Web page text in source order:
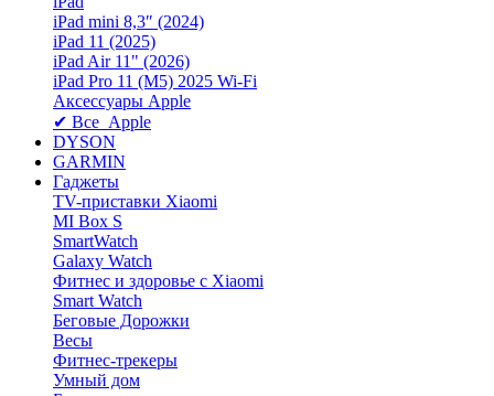
iPad mini 8,3″ (2024)
iPad 11 (2025)
iPad Air 11" (2026)
iPad Pro 11 (M5) 2025 Wi-Fi
Аксессуары Apple
✔ Все Apple
DYSON
GARMIN
Гаджеты
TV-приставки Xiaomi
MI Box S
SmartWatch
Galaxy Watch
Фитнес и здоровье с Xiaomi
Smart Watch
Беговые Дорожки
Весы
Фитнес-трекеры
Умный дом